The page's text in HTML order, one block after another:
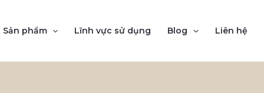
Sản phẩm Lĩnh vực sử dụng Blog Liên hệ